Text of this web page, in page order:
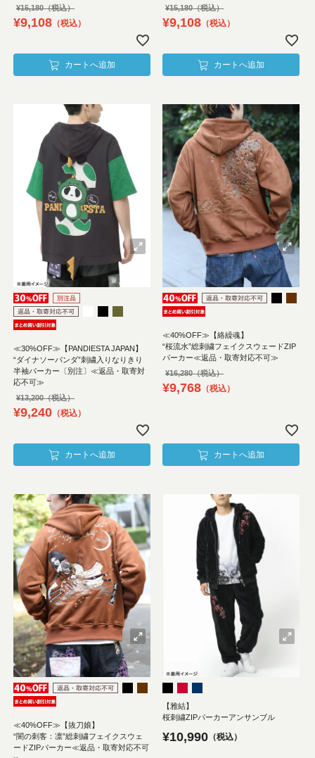
¥15,180
¥9,108 税込
カートへ追加
¥15,180
¥9,108 税込
カートへ追加
≪30%OFF≫【PANDIESTA JAPAN】
“ダイナソーパンダ”刺繍入りなりきり
半袖パーカー〔別注〕≪返品・取寄対
応不可≫
¥13,200
¥9,240 税込
カートへ追加
≪40%OFF≫【絡繰魂】
“桜流水”総刺繍フェイクスウェードZIP
パーカー≪返品・取寄対応不可≫
¥16,280
¥9,768 税込
カートへ追加
≪40%OFF≫【抜刀娘】
“闇の刺客：凛”総刺繍フェイクスウェ
ードZIPパーカー≪返品・取寄対応不可
【雅結】
桜刺繍ZIPパーカーアンサンブル
¥10,990 税込